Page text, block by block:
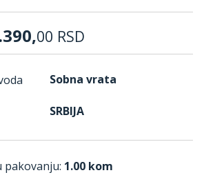
00 RSD
Sobna vrata
SRBIJA
pakovanju: 1.00 kom